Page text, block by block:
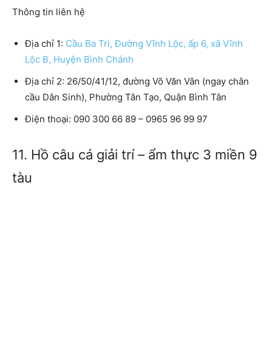
Thông tin liên hệ
Địa chỉ 1: Cầu Ba Tri, Đường Vĩnh Lộc, ấp 6, xã Vĩnh
Lộc B, Huyện Bình Chánh
Địa chỉ 2: 26/50/41/12, đường Võ Văn Vân (ngay chân
cầu Dân Sinh), Phường Tân Tạo, Quận Bình Tân
Điện thoại: 090 300 66 89 – 0965 96 99 97
11. Hồ câu cá giải trí – ẩm thực 3 miền 9
tàu